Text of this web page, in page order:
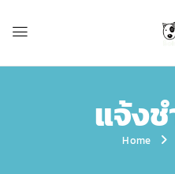
แจ้งช
Home